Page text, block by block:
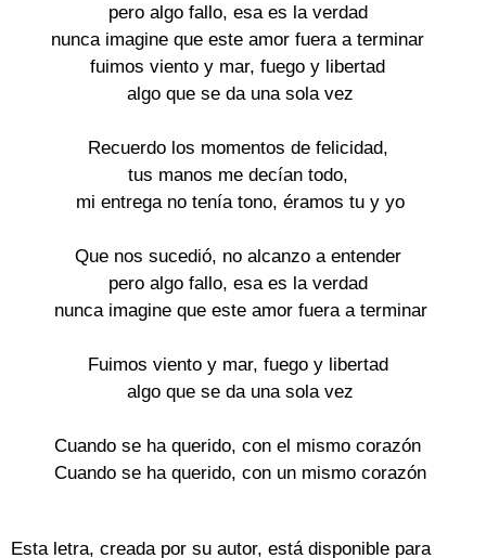
pero algo fallo, esa es la verdad
nunca imagine que este amor fuera a terminar
fuimos viento y mar, fuego y libertad
algo que se da una sola vez
Recuerdo los momentos de felicidad,
tus manos me decían todo,
mi entrega no tenía tono, éramos tu y yo
Que nos sucedió, no alcanzo a entender
pero algo fallo, esa es la verdad
nunca imagine que este amor fuera a terminar
Fuimos viento y mar, fuego y libertad
algo que se da una sola vez
Cuando se ha querido, con el mismo corazón
Cuando se ha querido, con un mismo corazón
Esta letra, creada por su autor, está disponible para